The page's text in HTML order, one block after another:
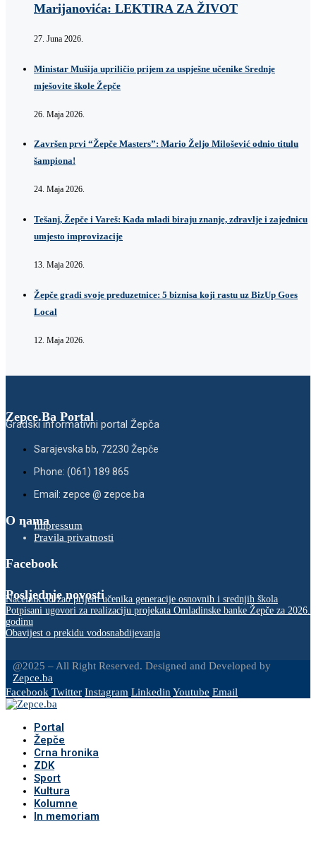
Marijanovića: LEKTIRA ZA ŽIVOT
27. Juna 2026.
Ministar Mušija upriličio prijem za uspješne učenike Srednje
mješovite škole Žepče
26. Maja 2026.
Završen prvi “Žepče Masters”: Mario Željo Milošević odnio titulu
šampiona!
24. Maja 2026.
Tešanj, Žepče i Vareš: Kada mladi biraju znanje, zdravlje i zajednicu
umjesto improvizacije
13. Maja 2026.
Žepče gradi svoje preduzetnice: 5 biznisa koji rastu uz BizUp Goes
Local
12. Maja 2026.
Zepce.Ba Portal
Gradski informativni portal Žepča
Sarajevska bb, 72230 Žepče
Phone: (061) 189 865
Email: zepce @ zepce.ba
O namaImpressum
Pravila privatnosti
Facebook
Posljednje novosti
Načelnik održao prijem učenika generacije osnovnih i srednjih škola
Potpisani ugovori za realizaciju projekata Omladinske banke Žepče za 2026.
godinu
Obavijest o prekidu vodosnabdijevanja
@2025 – All Right Reserved. Designed and Developed by
Zepce.ba
Facebook Twitter Instagram Linkedin Youtube Email
Portal
Žepče
Crna hronika
ZDK
Sport
Kultura
Kolumne
In memoriam